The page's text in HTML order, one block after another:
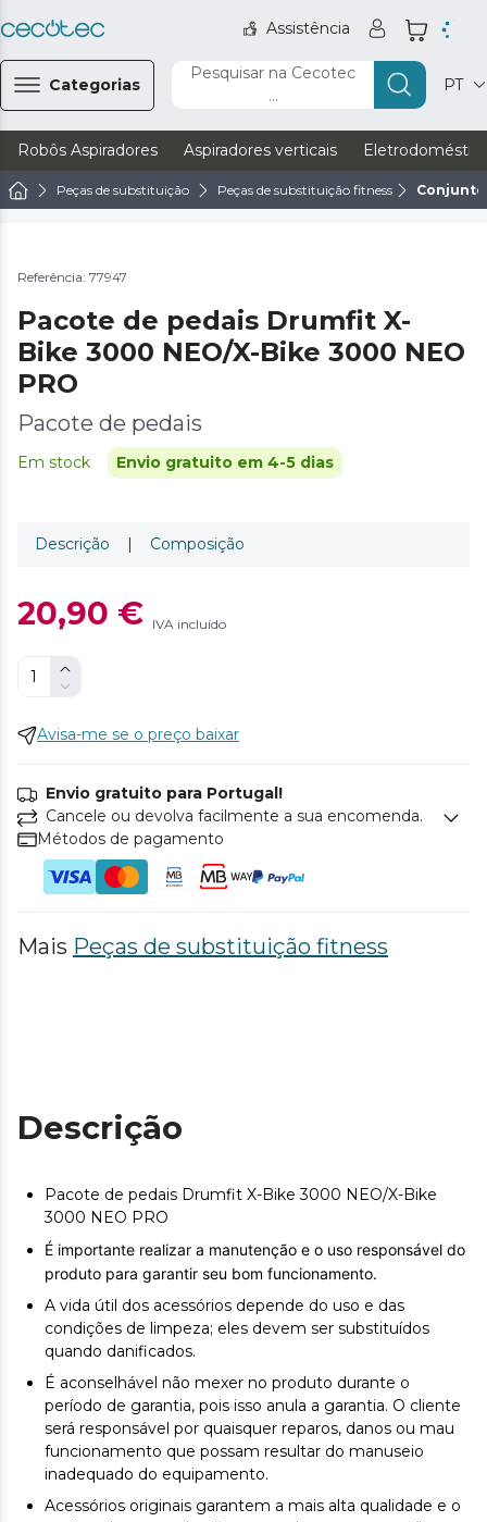
Assistência
Categorias
Pesquisar na Cecotec
...
PT
Robôs Aspiradores Aspiradores verticais
Peças de substituição Peças de substituição fitness Conjunto
Referência: 77947
Pacote de pedais Drumfit X-
Bike 3000 NEO/X-Bike 3000 NEO
PRO
Pacote de pedais
Em stock Envio gratuito em 4-5 dias
Descrição | Composição
20,90 € IVA incluído
Avisa-me se o preço baixar
Envio gratuito para Portugal!
Cancele ou devolva facilmente a sua encomenda.
Métodos de pagamento
Mais Peças de substituição fitness
Descrição
Pacote de pedais Drumfit X-Bike 3000 NEO/X-Bike
3000 NEO PRO
É importante realizar a manutenção e o uso responsável do
produto para garantir seu bom funcionamento.
A vida útil dos acessórios depende do uso e das
condições de limpeza; eles devem ser substituídos
quando danificados.
É aconselhável não mexer no produto durante o
período de garantia, pois isso anula a garantia. O cliente
será responsável por quaisquer reparos, danos ou mau
funcionamento que possam resultar do manuseio
inadequado do equipamento.
Acessórios originais garantem a mais alta qualidade e o